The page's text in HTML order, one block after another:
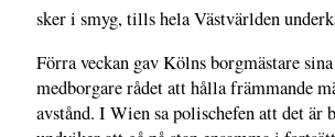
sker i smyg, tills hela Västvärlden
Förra veckan gav Kölns borgmästare
medborgare rådet att hålla främmande
avstånd. I Wien sa polischefen att det är